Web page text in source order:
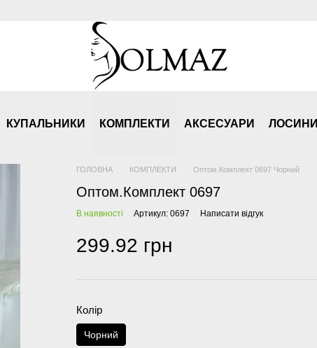
КУПАЛЬНИКИ КОМПЛЕКТИ АКСЕСУАРИ ЛОСИНИ
ГОЛОВНА КОМПЛЕКТИ Оптом.Комплект 0697 Чорний
Оптом.Комплект 0697
В наявності Артикул: 0697 Написати відгук
299.92 грн
Колір
Чорний